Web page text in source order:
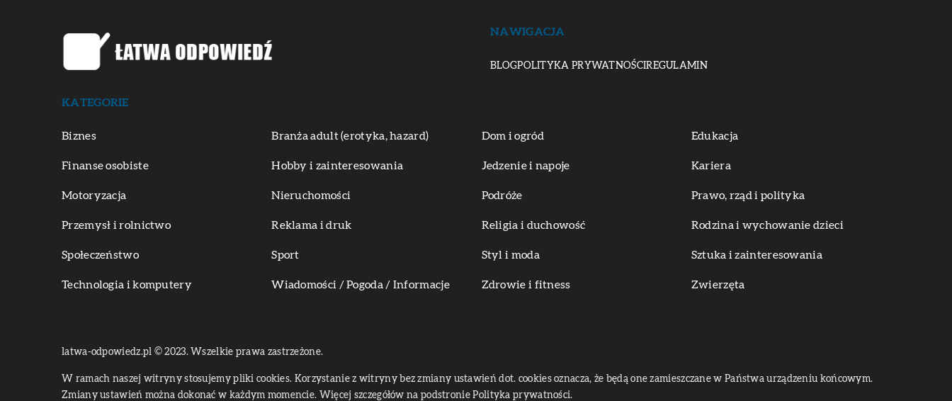
NAWIGACJA
BLOGPOLITYKA PRYWATNOŚCIREGULAMIN
KATEGORIE
Biznes Branża adult (erotyka, hazard) Dom i ogród Edukacja
Finanse osobiste Hobby i zainteresowania Jedzenie i napoje Kariera
Motoryzacja Nieruchomości Podróże Prawo, rząd i polityka
Przemysł i rolnictwo Reklama i druk Religia i duchowość Rodzina i wychowanie dzieci
Społeczeństwo Sport Styl i moda Sztuka i zainteresowania
Technologia i komputery Wiadomości / Pogoda / Informacje Zdrowie i fitness Zwierzęta
latwa-odpowiedz.pl © 2023. Wszelkie prawa zastrzeżone.
W ramach naszej witryny stosujemy pliki cookies. Korzystanie z witryny bez zmiany ustawień dot. cookies oznacza, że będą one zamieszczane w Państwa urządzeniu końcowym.
Zmiany ustawień można dokonać w każdym momencie. Więcej szczegółów na podstroniePolityka prywatności.